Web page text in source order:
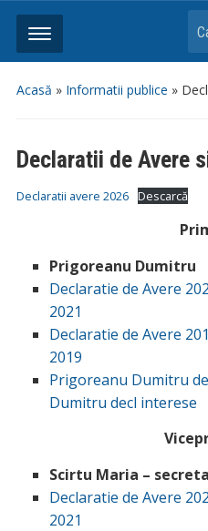
Acasă » Informatii publice »
Declaratii de Avere
Declaratii avere 2026 Descarcă
Prigoreanu Dumitru
Declaratie de Avere
2021
Declaratie de Avere
2019
Prigoreanu Dumitru
Dumitru decl interese
Scirtu Maria –
Declaratie de Avere
2021